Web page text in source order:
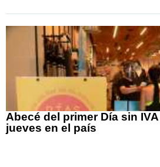
Abecé del primer Día sin
jueves en el país